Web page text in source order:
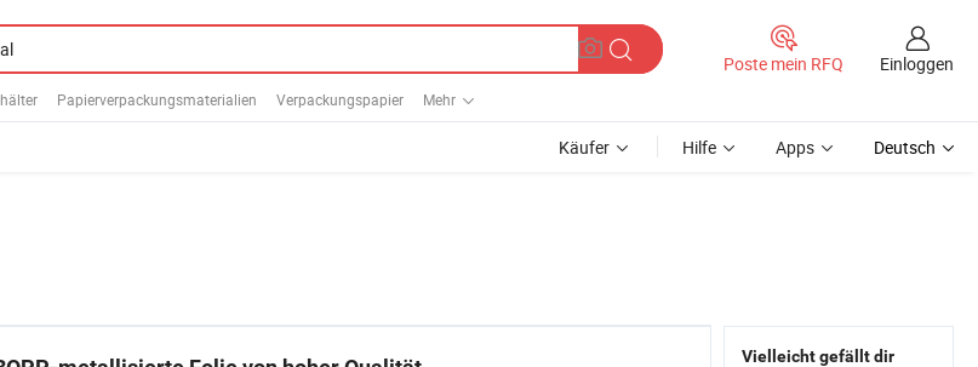
Papierverpackungsmaterialien Verpackungspapier Mehr
Poste mein RFQ Einloggen
Käufer Hilfe Apps Deutsch
Vielleicht gefällt dir